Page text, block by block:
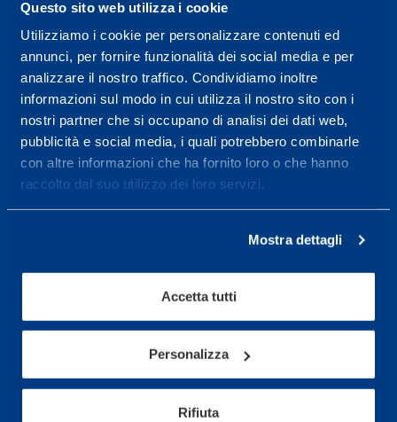
Questo sito web utilizza i cookie
Utilizziamo i cookie per personalizzare contenuti ed
annunci, per fornire funzionalità dei social media e per
analizzare il nostro traffico. Condividiamo inoltre
informazioni sul modo in cui utilizza il nostro sito con i
nostri partner che si occupano di analisi dei dati web,
pubblicità e social media, i quali potrebbero combinarle
con altre informazioni che ha fornito loro o che hanno
raccolto dal suo utilizzo dei loro servizi.
Mostra dettagli
Accetta tutti
Personalizza
Rifiuta
08.30 - 18.30
Service center for high
performance and well-
being.
More informations
Medical Services